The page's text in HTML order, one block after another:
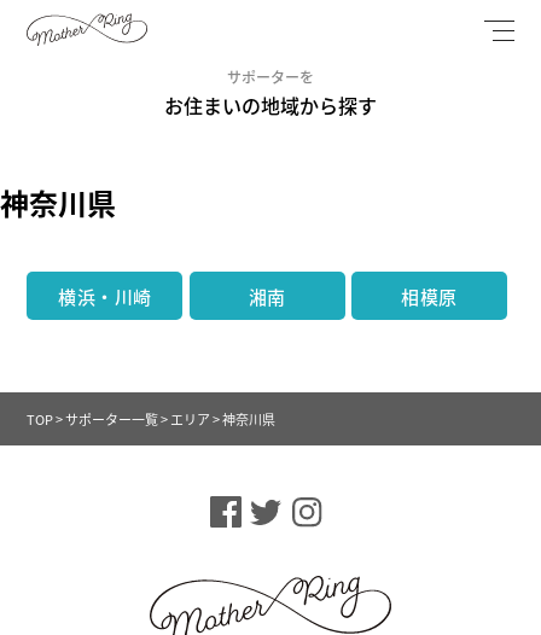
サポーターを
お住まいの地域から探す
神奈川県
横浜・川崎 湘南 相模原
TOP>サポーター一覧>エリア>神奈川県